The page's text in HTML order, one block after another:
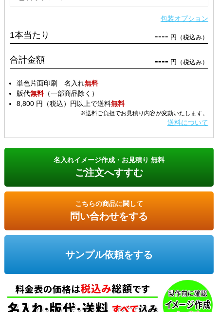
包装オプション
1本当たり ---- 円（税込み）
合計金額 ---- 円（税込み）
単色片面印刷 名入れ無料
版代無料（一部商品除く）
8,800 円（税込）円以上で送料無料
※送料ご負担でお見積り内容が変動いたします。
送料について
名入れイメージ作成・お見積り 無料
ご注文へすすむ
こちらの商品に関して
問い合わせをする
サンプル依頼をする